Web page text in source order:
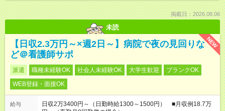
掲載日：2026.08.06
未読
NEW
【日収2.3万円～×週2日～】病院で夜の見回りな
ど＠看護師サポ
派遣 職種未経験OK 社会人未経験OK 大学生歓迎
ブランクOK
WEB登録・面接OK
給与
日収2万3400円～（日勤時給1300～1500円） ■月収例18.7万